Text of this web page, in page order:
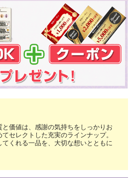
価値は、感謝の気持ちをしっかりお
セレクトした充実のラインナップ。
くれる一品を、大切な想いとともに